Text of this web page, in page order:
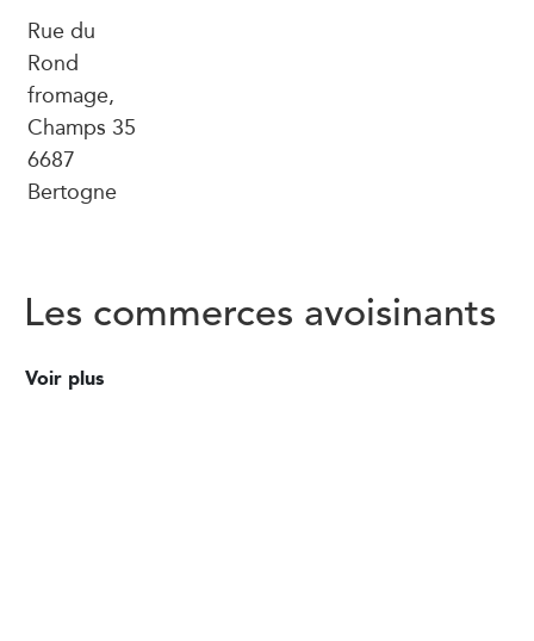
Rue du
Rond
fromage,
Champs 35
6687
Bertogne
Les commerces avoisinants
Voir plus